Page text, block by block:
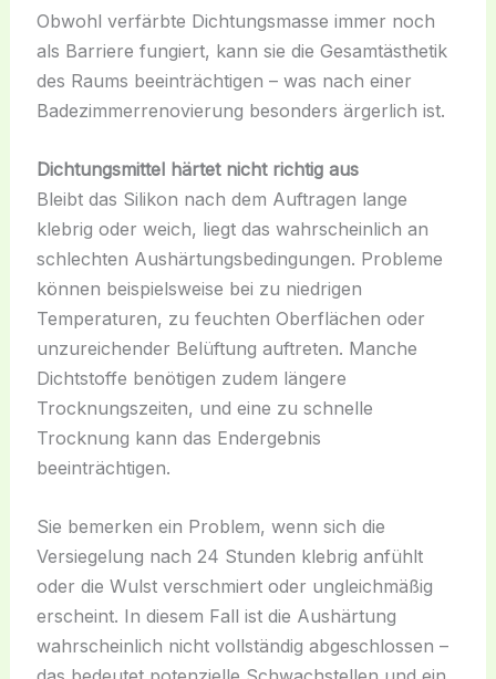
Obwohl verfärbte Dichtungsmasse immer noch
als Barriere fungiert, kann sie die Gesamtästhetik
des Raums beeinträchtigen – was nach einer
Badezimmerrenovierung besonders ärgerlich ist.
Dichtungsmittel härtet nicht richtig aus
Bleibt das Silikon nach dem Auftragen lange
klebrig oder weich, liegt das wahrscheinlich an
schlechten Aushärtungsbedingungen. Probleme
können beispielsweise bei zu niedrigen
Temperaturen, zu feuchten Oberflächen oder
unzureichender Belüftung auftreten. Manche
Dichtstoffe benötigen zudem längere
Trocknungszeiten, und eine zu schnelle
Trocknung kann das Endergebnis
beeinträchtigen.
Sie bemerken ein Problem, wenn sich die
Versiegelung nach 24 Stunden klebrig anfühlt
oder die Wulst verschmiert oder ungleichmäßig
erscheint. In diesem Fall ist die Aushärtung
wahrscheinlich nicht vollständig abgeschlossen –